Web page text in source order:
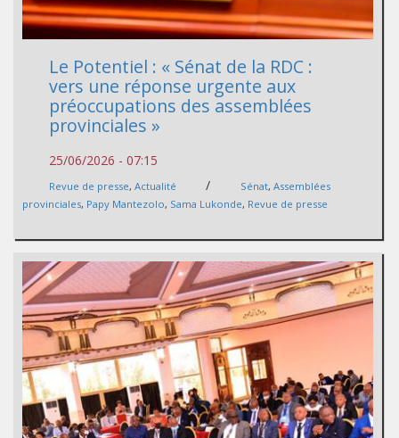
Le Potentiel : « Sénat de la RDC :
vers une réponse urgente aux
préoccupations des assemblées
provinciales »
25/06/2026 - 07:15
Revue de presse, Actualité / Sénat, Assemblées
provinciales, Papy Mantezolo, Sama Lukonde, Revue de presse